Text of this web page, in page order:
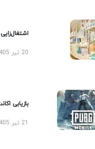
اشتغال‌زایی
20 تیر 1405
بازیابی